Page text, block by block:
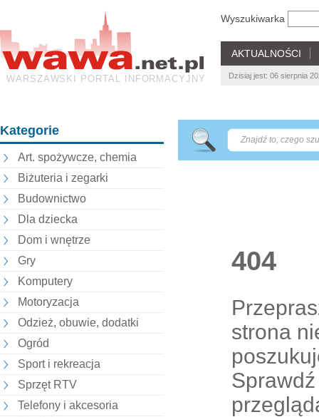
WARSZAWSKI PORTAL INFORMACYJNY
Wyszukiwarka
AKTUALNOŚCI
Dzisiaj jest: 06 sierpnia
Kategorie
Art. spożywcze, chemia
Biżuteria i zegarki
Budownictwo
Dla dziecka
Dom i wnętrze
Gry
Komputery
Motoryzacja
Odzież, obuwie, dodatki
Ogród
Sport i rekreacja
Sprzęt RTV
Telefony i akcesoria
404
strona